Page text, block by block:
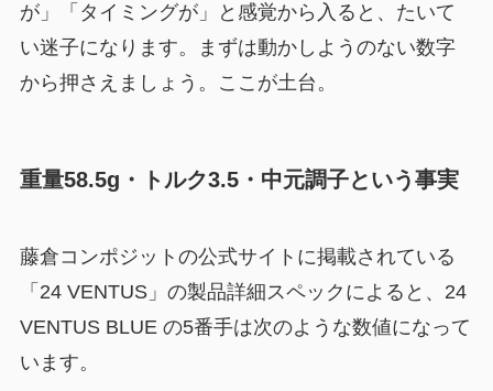
が」「タイミングが」と感覚から入ると、たいて
い迷子になります。まずは動かしようのない数字
から押さえましょう。ここが土台。
重量58.5g・トルク3.5・中元調子という事実
藤倉コンポジットの公式サイトに掲載されている
「24 VENTUS」の製品詳細スペックによると、24
VENTUS BLUE の5番手は次のような数値になって
います。